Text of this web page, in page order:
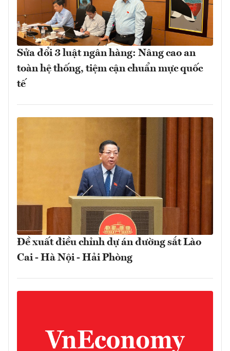
Sửa đổi 3 luật ngân hàng: Nâng cao an
toàn hệ thống, tiệm cận chuẩn mực quốc
tế
Đề xuất điều chỉnh dự án đường sắt Lào
Cai - Hà Nội - Hải Phòng